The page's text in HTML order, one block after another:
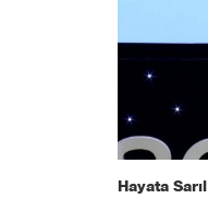
Hayata Sarıl